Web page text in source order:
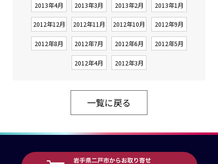
2013年4月 2013年3月 2013年2月 2013年1月
2012年12月 2012年11月 2012年10月 2012年9月
2012年8月 2012年7月 2012年6月 2012年5月
2012年4月 2012年3月
一覧に戻る